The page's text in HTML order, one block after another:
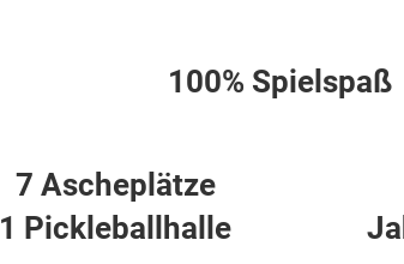
100% Spielspaß
7 Ascheplätze
1 Pickleballhalle